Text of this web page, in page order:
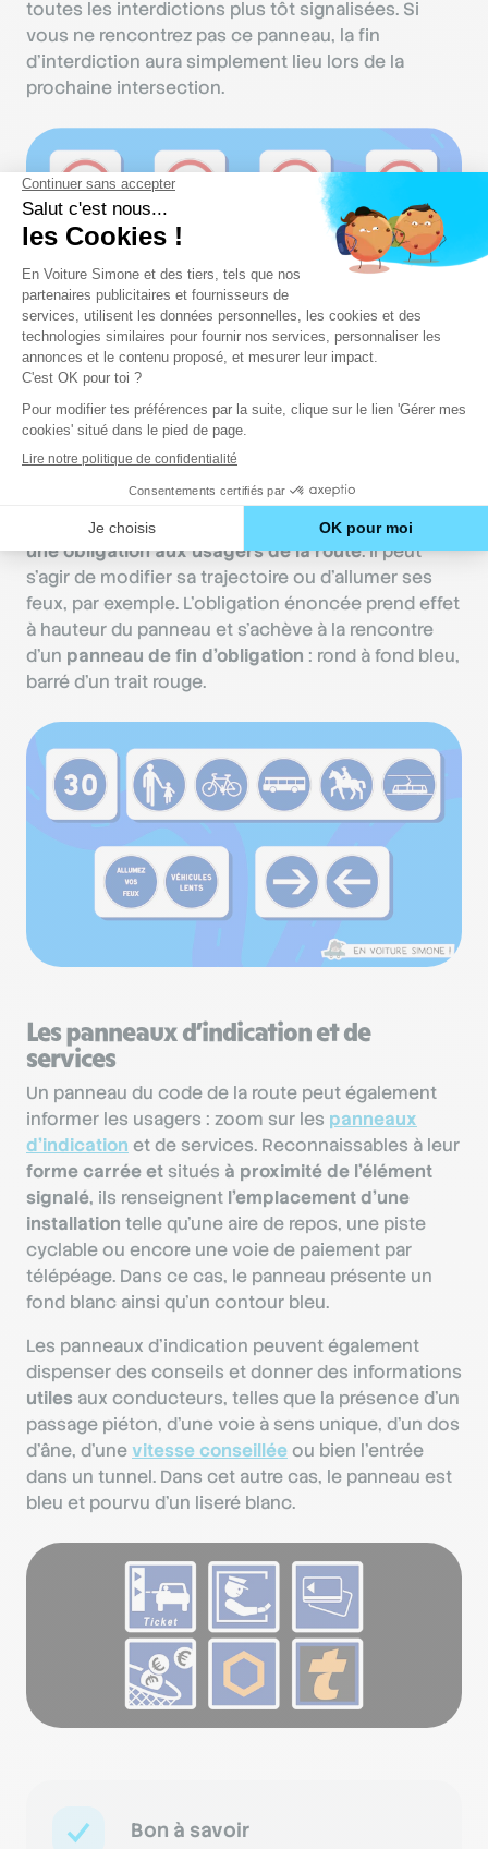
toutes les interdictions plus tôt signalisées. Si
vous ne rencontrez pas ce panneau, la fin
d’interdiction aura simplement lieu lors de la
prochaine intersection.
Les panneaux d’obligation
Les panneaux d’obligation sont de forme ronde, à
fond bleu. Comme leur nom l’indique, ilsintiment
une obligation aux usagers de la route. Il peut
s’agir de modifier sa trajectoire ou d’allumer ses
feux, par exemple. L’obligation énoncée prend effet
à hauteur du panneau et s’achève à la rencontre
d’un panneau de fin d’obligation : rond à fond bleu,
barré d’un trait rouge.
Les panneaux d’indication et de
services
Un panneau du code de la route peut également
informer les usagers : zoom sur les panneaux
d’indication et de services. Reconnaissables à leur
forme carrée et situés à proximité de l’élément
signalé, ils renseignent l’emplacement d’une
installation telle qu’une aire de repos, une piste
cyclable ou encore une voie de paiement par
télépéage. Dans ce cas, le panneau présente un
fond blanc ainsi qu’un contour bleu.
Les panneaux d’indication peuvent également
dispenser des conseils et donner des informations
utiles aux conducteurs, telles que la présence d’un
passage piéton, d’une voie à sens unique, d’un dos
d’âne, d’unevitesse conseilléeou bien l’entrée
dans un tunnel. Dans cet autre cas, le panneau est
bleu et pourvu d’un liseré blanc.
Bon à savoir